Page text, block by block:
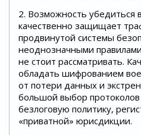
2. Возможность убедиться
качественно защищает
продвинутой системы
неоднозначными
не стоит рассматривать.
обладать шифрованием
от потери данных и
большой выбор протоколов
безлоговую политику,
«приватной» юрисдикции.